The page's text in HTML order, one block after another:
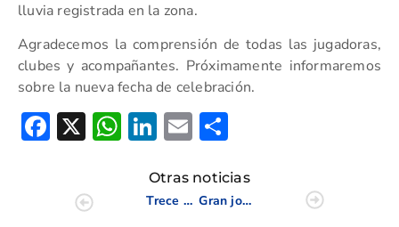
lluvia registrada en la zona.
Agradecemos la comprensión de todas las jugadoras,
clubes y acompañantes. Próximamente informaremos
sobre la nueva fecha de celebración.
Facebook
X WhatsApp
LinkedIn
Email
Otras noticias
Trece golfistas valencianas compiten en el Campeonato de España Absoluto Femenino 2026
Gran jornada de la Copa Levante con Hoyo en Uno incluido en Alicante Golf